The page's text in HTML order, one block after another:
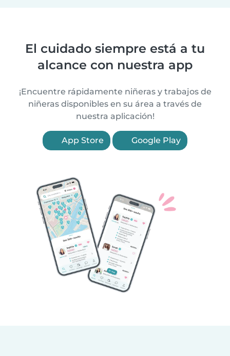
El cuidado siempre está a tu
alcance con nuestra app
¡Encuentre rápidamente niñeras y trabajos de
niñeras disponibles en su área a través de
nuestra aplicación!
App Store Google Play